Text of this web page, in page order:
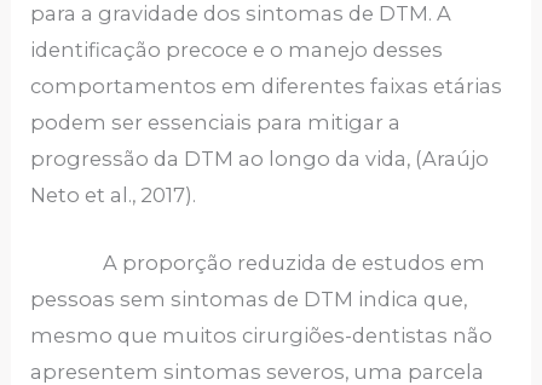
para a gravidade dos sintomas de DTM. A
identificação precoce e o manejo desses
comportamentos em diferentes faixas etárias
podem ser essenciais para mitigar a
progressão da DTM ao longo da vida, (Araújo
Neto et al., 2017).
A proporção reduzida de estudos em
pessoas sem sintomas de DTM indica que,
mesmo que muitos cirurgiões-dentistas não
apresentem sintomas severos, uma parcela